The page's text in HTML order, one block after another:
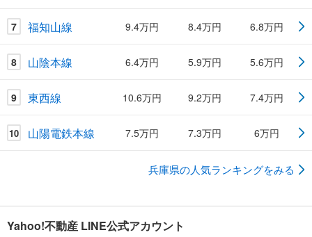
7 福知山線 9.4万円 8.4万円 6.8万円
8 山陰本線 6.4万円 5.9万円 5.6万円
9 東西線 10.6万円 9.2万円 7.4万円
10 山陽電鉄本線 7.5万円 7.3万円 6万円
兵庫県の人気ランキングをみる
Yahoo!不動産 LINE公式アカウント